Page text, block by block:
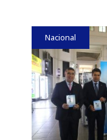
Nacional